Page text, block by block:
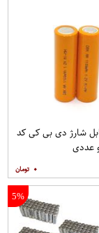
شارژ دی بی کی کد
۰
5%